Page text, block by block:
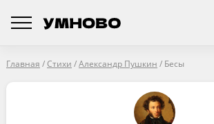
Главная /Стихи /Александр Пушкин / Бесы